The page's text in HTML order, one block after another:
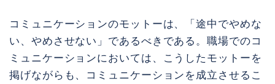
コミュニケーションのモットーは、「途中でやめな
い、やめさせない」であるべきである。職場でのコ
ミュニケーションにおいては、こうしたモットーを
掲げながらも、コミュニケーションを成立させるこ